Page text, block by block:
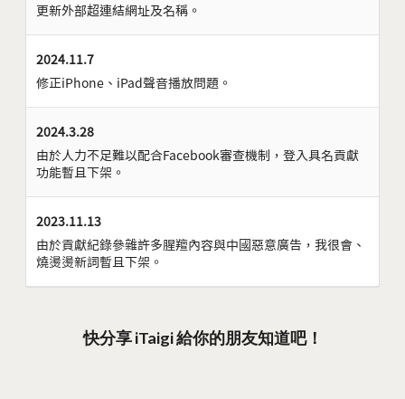
更新外部超連結網址及名稱。
2024.11.7
修正iPhone、iPad聲音播放問題。
2024.3.28
由於人力不足難以配合Facebook審查機制，登入具名貢獻
功能暫且下架。
2023.11.13
由於貢獻紀錄參雜許多腥羶內容與中國惡意廣告，我很會、
燒燙燙新詞暫且下架。
快分享 iTaigi 給你的朋友知道吧！